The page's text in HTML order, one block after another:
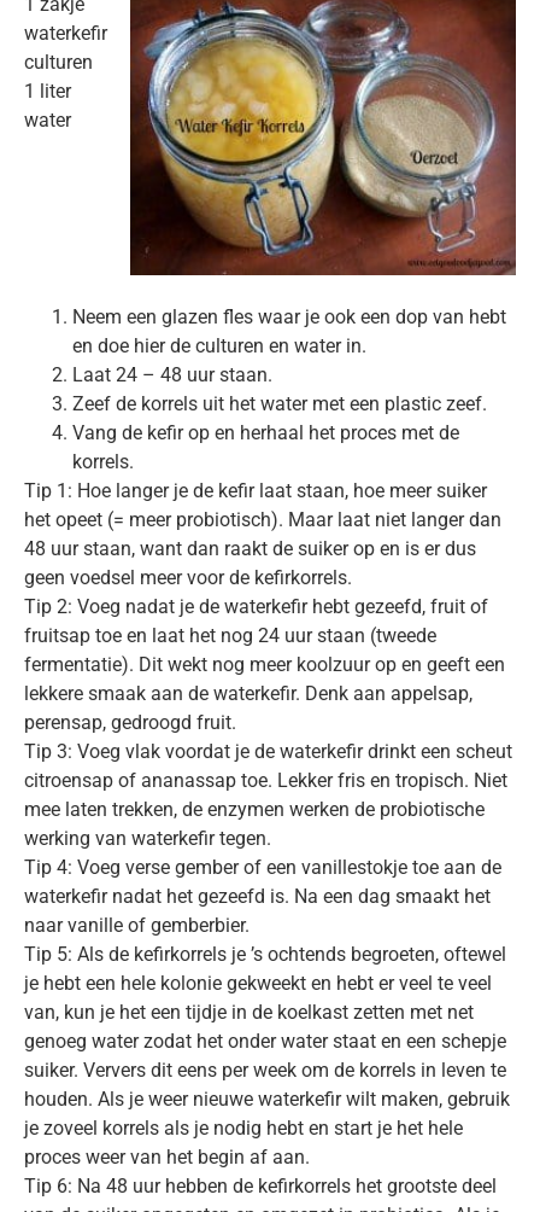
waterkefir
culturen
1 liter
water
Neem een glazen fles waar je ook een dop van hebt
en doe hier de culturen en water in.
Laat 24 – 48 uur staan.
Zeef de korrels uit het water met een plastic zeef.
Vang de kefir op en herhaal het proces met de
korrels.
Tip 1: Hoe langer je de kefir laat staan, hoe meer suiker
het opeet (= meer probiotisch). Maar laat niet langer dan
48 uur staan, want dan raakt de suiker op en is er dus
geen voedsel meer voor de kefirkorrels.
Tip 2: Voeg nadat je de waterkefir hebt gezeefd, fruit of
fruitsap toe en laat het nog 24 uur staan (tweede
fermentatie). Dit wekt nog meer koolzuur op en geeft een
lekkere smaak aan de waterkefir. Denk aan appelsap,
perensap, gedroogd fruit.
Tip 3: Voeg vlak voordat je de waterkefir drinkt een scheut
citroensap of ananassap toe. Lekker fris en tropisch. Niet
mee laten trekken, de enzymen werken de probiotische
werking van waterkefir tegen.
Tip 4: Voeg verse gember of een vanillestokje toe aan de
waterkefir nadat het gezeefd is. Na een dag smaakt het
naar vanille of gemberbier.
Tip 5: Als de kefirkorrels je ’s ochtends begroeten, oftewel
je hebt een hele kolonie gekweekt en hebt er veel te veel
van, kun je het een tijdje in de koelkast zetten met net
genoeg water zodat het onder water staat en een schepje
suiker. Ververs dit eens per week om de korrels in leven te
houden. Als je weer nieuwe waterkefir wilt maken, gebruik
je zoveel korrels als je nodig hebt en start je het hele
proces weer van het begin af aan.
Tip 6: Na 48 uur hebben de kefirkorrels het grootste deel